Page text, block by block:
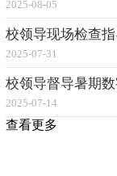
2025-08-05
校领导现场检查
2025-07-31
校领导督导暑期
2025-07-14
查看更多